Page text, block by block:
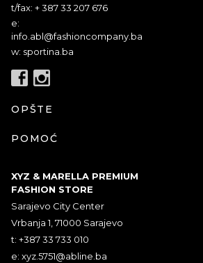
t/fax: + 387 33 207 676
e:
info.abl@fashioncompany.ba
w: sportina.ba
OPŠTE
POMOĆ
XYZ & MARELLA PREMIUM
FASHION STORE
Sarajevo City Center
Vrbanja 1, 71000 Sarajevo
t: +387 33 733 010
e: xyz.5751@abline.ba